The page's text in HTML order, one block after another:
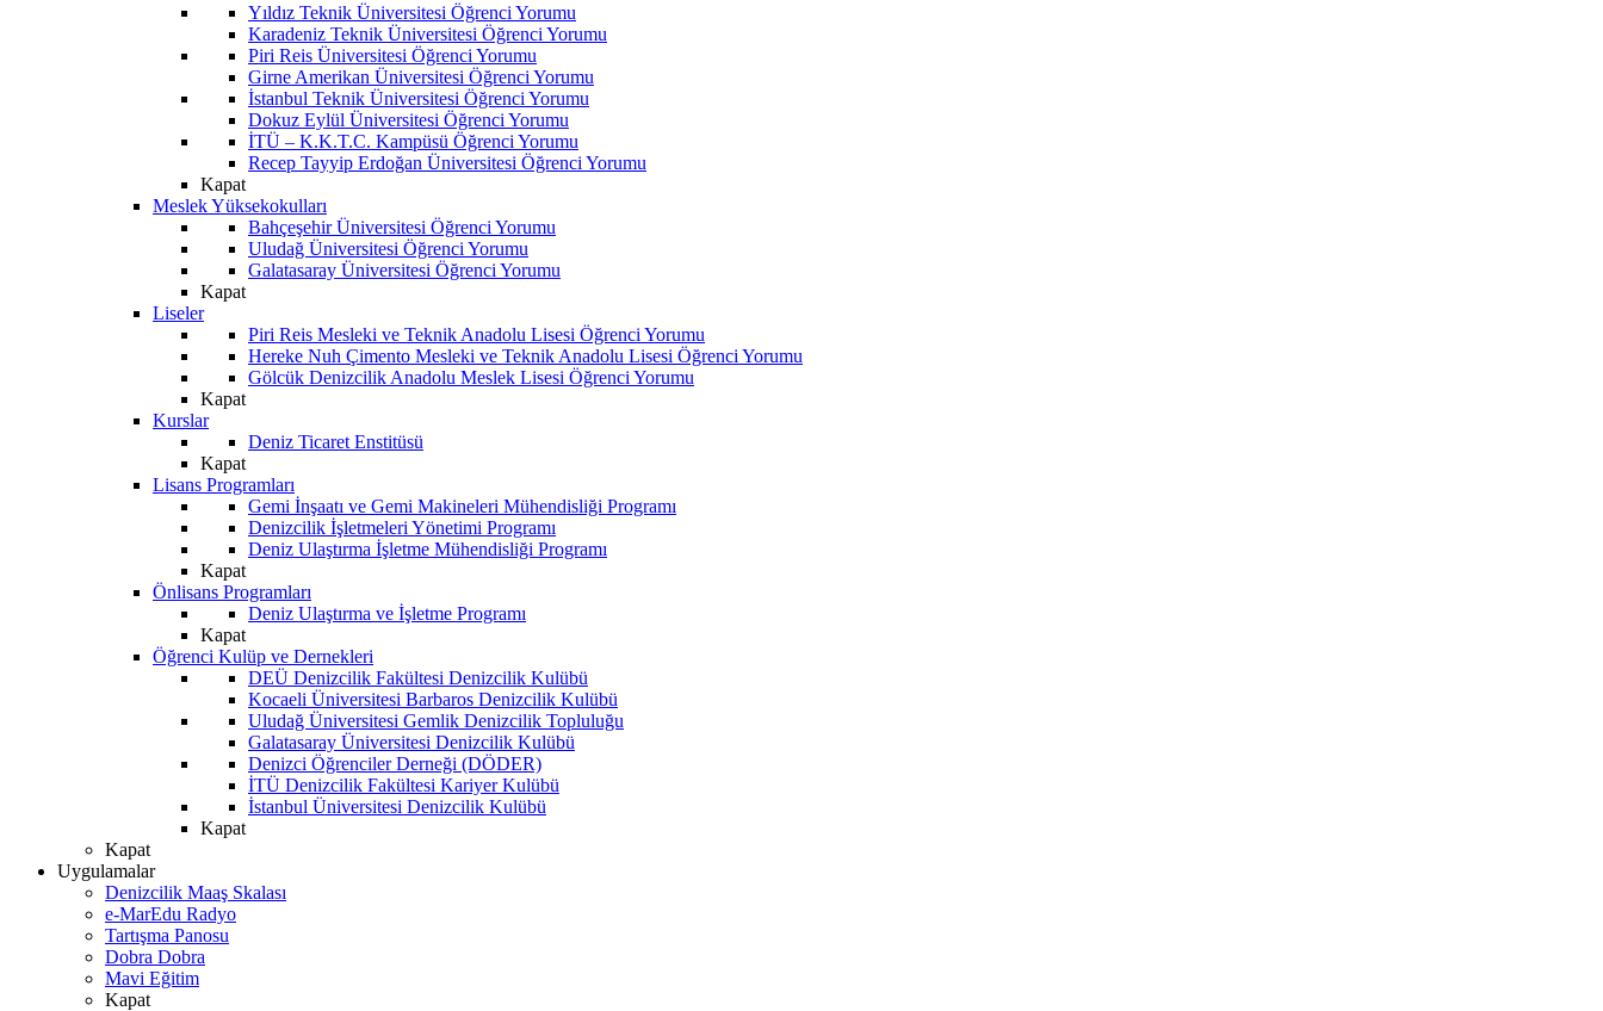
Yıldız Teknik Üniversitesi Öğrenci Yorumu
Karadeniz Teknik Üniversitesi Öğrenci Yorumu
Piri Reis Üniversitesi Öğrenci Yorumu
Girne Amerikan Üniversitesi Öğrenci Yorumu
İstanbul Teknik Üniversitesi Öğrenci Yorumu
Dokuz Eylül Üniversitesi Öğrenci Yorumu
İTÜ – K.K.T.C. Kampüsü Öğrenci Yorumu
Recep Tayyip Erdoğan Üniversitesi Öğrenci Yorumu
Kapat
Meslek Yüksekokulları
Bahçeşehir Üniversitesi Öğrenci Yorumu
Uludağ Üniversitesi Öğrenci Yorumu
Galatasaray Üniversitesi Öğrenci Yorumu
Kapat
Liseler
Piri Reis Mesleki ve Teknik Anadolu Lisesi Öğrenci Yorumu
Hereke Nuh Çimento Mesleki ve Teknik Anadolu Lisesi Öğrenci Yorumu
Gölcük Denizcilik Anadolu Meslek Lisesi Öğrenci Yorumu
Kapat
Kurslar
Deniz Ticaret Enstitüsü
Kapat
Lisans Programları
Gemi İnşaatı ve Gemi Makineleri Mühendisliği Programı
Denizcilik İşletmeleri Yönetimi Programı
Deniz Ulaştırma İşletme Mühendisliği Programı
Kapat
Önlisans Programları
Deniz Ulaştırma ve İşletme Programı
Kapat
Öğrenci Kulüp ve Dernekleri
DEÜ Denizcilik Fakültesi Denizcilik Kulübü
Kocaeli Üniversitesi Barbaros Denizcilik Kulübü
Uludağ Üniversitesi Gemlik Denizcilik Topluluğu
Galatasaray Üniversitesi Denizcilik Kulübü
Denizci Öğrenciler Derneği (DÖDER)
İTÜ Denizcilik Fakültesi Kariyer Kulübü
İstanbul Üniversitesi Denizcilik Kulübü
Kapat
Kapat
Uygulamalar
Denizcilik Maaş Skalası
e-MarEdu Radyo
Tartışma Panosu
Dobra Dobra
Mavi Eğitim
Kapat